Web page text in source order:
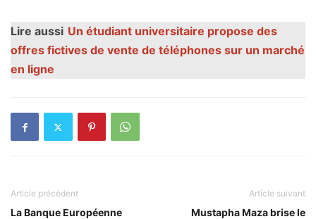
Lire aussi Un étudiant universitaire propose des
offres fictives de vente de téléphones sur un marché
en ligne
Article précédent
La Banque Européenne
Article suivant
Mustapha Maza brise le